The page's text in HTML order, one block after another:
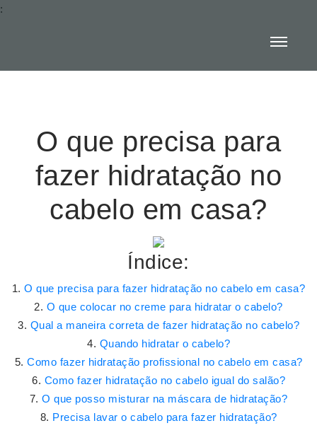
:
O que precisa para
fazer hidratação no
cabelo em casa?
Índice:
O que precisa para fazer hidratação no cabelo em casa?
O que colocar no creme para hidratar o cabelo?
Qual a maneira correta de fazer hidratação no cabelo?
Quando hidratar o cabelo?
Como fazer hidratação profissional no cabelo em casa?
Como fazer hidratação no cabelo igual do salão?
O que posso misturar na máscara de hidratação?
Precisa lavar o cabelo para fazer hidratação?